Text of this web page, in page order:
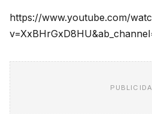
https://www.youtube.com/